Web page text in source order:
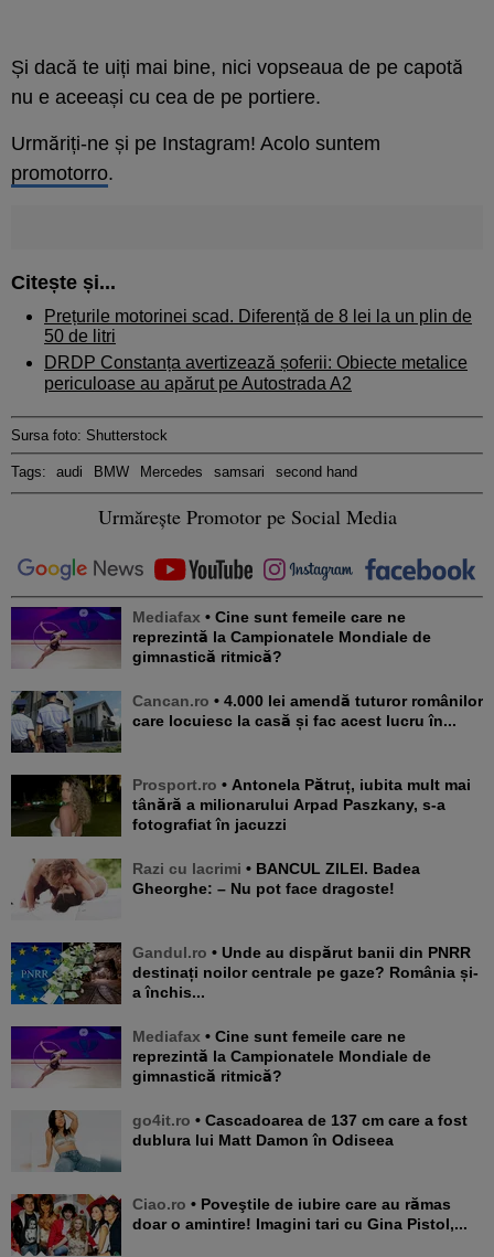
Și dacă te uiți mai bine, nici vopseaua de pe capotă
nu e aceeași cu cea de pe portiere.
Urmăriți-ne și pe Instagram! Acolo suntem
promotorro.
Citește și...
Prețurile motorinei scad. Diferență de 8 lei la un plin de
50 de litri
DRDP Constanța avertizează șoferii: Obiecte metalice
periculoase au apărut pe Autostrada A2
Sursa foto: Shutterstock
Tags: audi BMW Mercedes samsari second hand
Urmărește Promotor pe Social Media
Mediafax • Cine sunt femeile care ne
reprezintă la Campionatele Mondiale de
gimnastică ritmică?
Cancan.ro • 4.000 lei amendă tuturor românilor
care locuiesc la casă și fac acest lucru în...
Prosport.ro • Antonela Pătruț, iubita mult mai
tânără a milionarului Arpad Paszkany, s-a
fotografiat în jacuzzi
Razi cu lacrimi • BANCUL ZILEI. Badea
Gheorghe: – Nu pot face dragoste!
Gandul.ro • Unde au dispărut banii din PNRR
destinați noilor centrale pe gaze? România și-
a închis...
Mediafax • Cine sunt femeile care ne
reprezintă la Campionatele Mondiale de
gimnastică ritmică?
go4it.ro • Cascadoarea de 137 cm care a fost
dublura lui Matt Damon în Odiseea
Ciao.ro • Poveştile de iubire care au rămas
doar o amintire! Imagini tari cu Gina Pistol,...